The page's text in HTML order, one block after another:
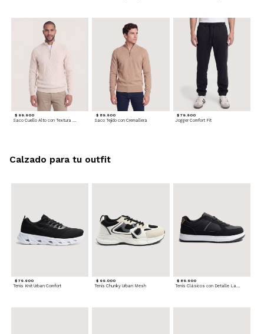
$ 99.900
Saco Cuello Alto con Textura Trenzada
$ 89.900
Saco Tejido con Cremallera
$ 79.900
Jogger Comfort Fit
$ 79.900
Tenis Knit Urban Comfort
$ 99.000
Tenis Chunky Urban Mesh
$ 89.900
Tenis Clásicos con Detalle Lateral
Calzado para tu outfit